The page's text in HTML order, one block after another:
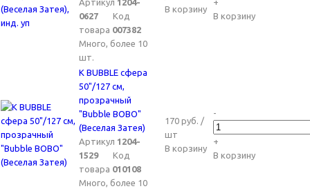
Артикул 1204-
0627 Код
товара 007382
Много, более 10
шт.
В корзину
+
В корзину
K BUBBLE сфера
50"/127 см,
прозрачный
"Bubble BOBO"
(Веселая Затея)
Артикул 1204-
1529Код
товара 010108
Много, более 10
170 руб. /
шт
В корзину
-
+
В корзину